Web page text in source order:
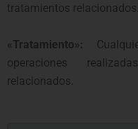
tratamientos relacionados.
«Tratamiento»:
operaciones
relacionados.